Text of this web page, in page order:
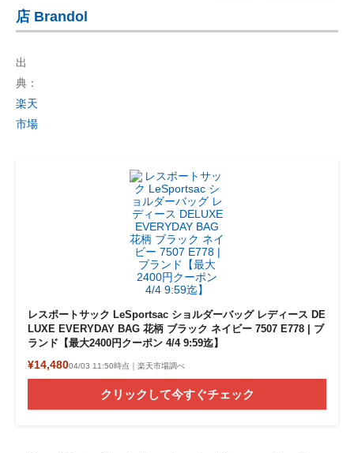
店 Brandol
出
典：
楽天
市場
レスポートサック LeSportsac ショルダーバッグ レディース DE
LUXE EVERYDAY BAG 花柄 ブラック ネイビー 7507 E778 | ブ
ランド【最大2400円クーポン 4/4 9:59迄】
¥14,48004/03 11:50時点｜楽天市場調べ
クリックして今すぐチェック